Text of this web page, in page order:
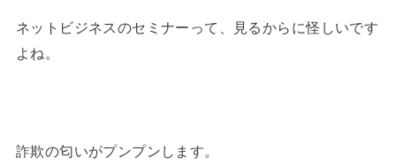
ネットビジネスのセミナーって、見るからに怪しいです
よね。
詐欺の匂いがプンプンします。